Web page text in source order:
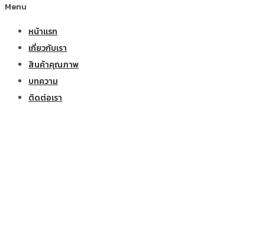
Menu
หน้าแรก
เกี่ยวกับเรา
สินค้าคุณภาพ
บทความ
ติดต่อเรา